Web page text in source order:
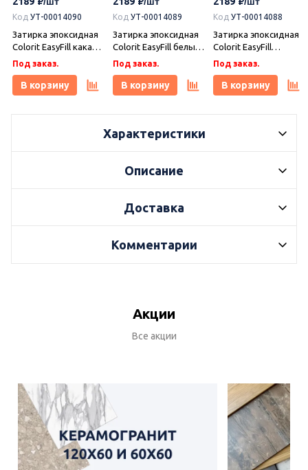
Код УТ-00014090
Затирка эпоксидная
Colorit EasyFill какао 1
кг, Плитонит
Под заказ.
В корзину
Код УТ-00014089
Затирка эпоксидная
Colorit EasyFill белый
1 кг, Плитонит
Под заказ.
В корзину
Код УТ-00014088
Затирка эпоксидная
Colorit EasyFill
бежевый 1 кг,
Плитонит
Под заказ.
В корзину
Характеристики
Описание
Доставка
Комментарии
Акции
Все акции